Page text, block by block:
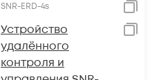
SNR-ERD-4s
Устройство
удалённого
контроля и